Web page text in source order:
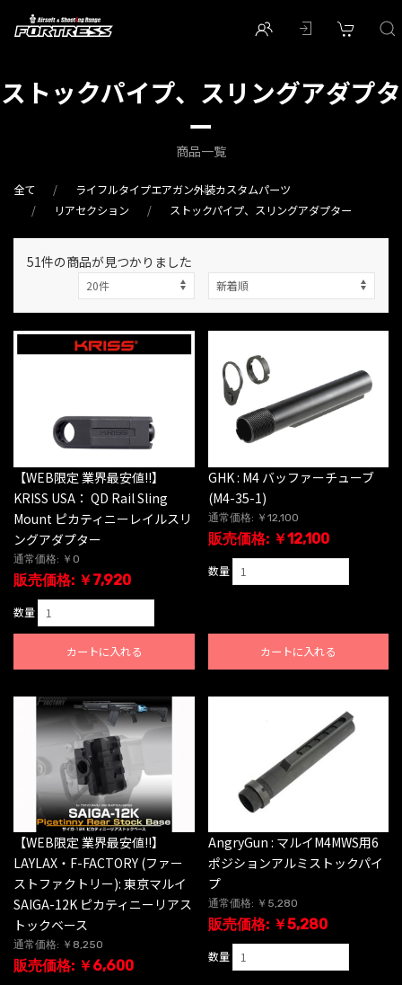
ストックパイプ、スリングアダプタ
ー
商品一覧
全て
ライフルタイプエアガン外装カスタムパーツ
リアセクション
ストックパイプ、スリングアダプター
51件の商品が見つかりました
【WEB限定 業界最安値!!】
KRISS USA： QD Rail Sling
Mount ピカティニーレイルスリ
ングアダプター
通常価格: ￥0
販売価格: ￥7,920
数量
カートに入れる
GHK : M4 バッファーチューブ
(M4-35-1)
通常価格: ￥12,100
販売価格: ￥12,100
数量
カートに入れる
【WEB限定 業界最安値!!】
LAYLAX・F-FACTORY (ファー
ストファクトリー): 東京マルイ
SAIGA-12K ピカティニーリアス
トックベース
通常価格: ￥8,250
販売価格: ￥6,600
AngryGun : マルイM4MWS用6
ポジションアルミストックパイ
プ
通常価格: ￥5,280
販売価格: ￥5,280
数量